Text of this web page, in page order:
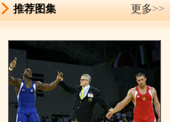
推荐图集 更多>>